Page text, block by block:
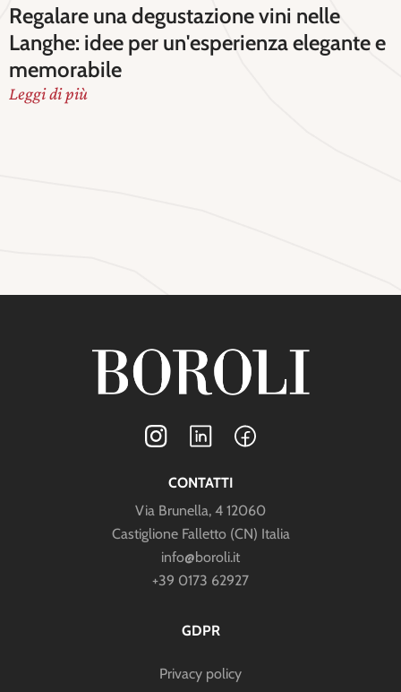
Regalare una degustazione vini nelle
Langhe: idee per un'esperienza elegante e
memorabile
Leggi di più
CONTATTI
Via Brunella, 4 12060
Castiglione Falletto (CN) Italia
info@boroli.it
+39 0173 62927
GDPR
Privacy policy